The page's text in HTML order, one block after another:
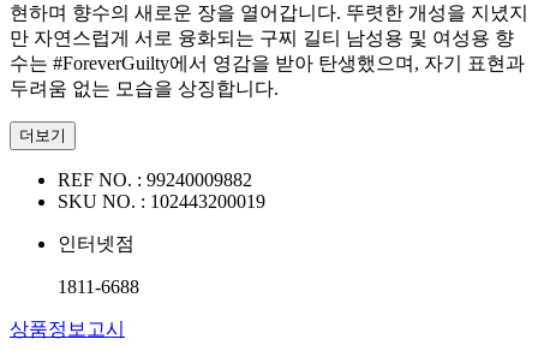
현하며 향수의 새로운 장을 열어갑니다. 뚜렷한 개성을 지녔지
만 자연스럽게 서로 융화되는 구찌 길티 남성용 및 여성용 향
수는 #ForeverGuilty에서 영감을 받아 탄생했으며, 자기 표현과
두려움 없는 모습을 상징합니다.
더보기
REF NO. : 99240009882
SKU NO. : 102443200019
인터넷점
1811-6688
상품정보고시